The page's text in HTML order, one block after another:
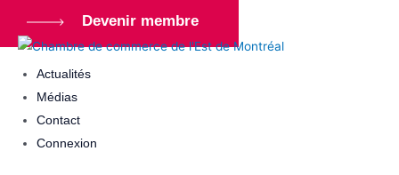
Devenir membre
Actualités
Médias
Contact
Connexion